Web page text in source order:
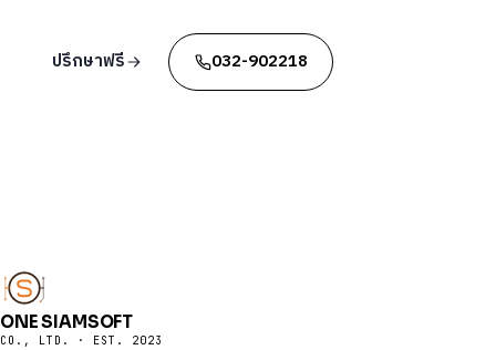
ปรึกษาฟรี 032-902218
ONE SIAMSOFT
CO., LTD. · EST. 2023